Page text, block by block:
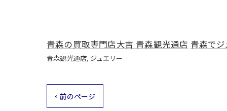
青森の買取専門店大吉 青森観光通店 青森で
青森観光通店 ジュエリー
< 前のページ